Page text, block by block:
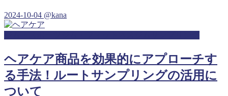
2024-10-04 @kana
ヘアケア商品を効果的にアプローチす
る手法！ルートサンプリングの活用に
ついて